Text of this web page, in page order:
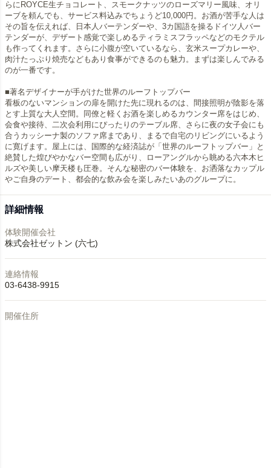
らにROYCE生チョコレート、スモークナッツのローズマリー風味、オリ
ーブを頼んでも、サービス料込みでちょうど10,000円。お酒が苦手な人は
その旨を伝えれば、日本人バーテンダーや、3カ国語を操るドイツ人バー
テンダーが、デザート感覚で楽しめるティラミスフラッペなどのモクテル
も作ってくれます。さらに小腹が空いているなら、玄米スープカレーや、
肉汁たっぷり焼売などもあり食事ができるのも魅力。まずは楽しんでみる
のが一番です。
■著名デザイナーが手がけた世界のルーフトップバー
看板のないマンションの扉を開けた先に現れるのは、間接照明が陰影を落
とす上質な大人空間。同僚と軽くお酒を楽しめるカウンター席をはじめ、
会食や接待、二次会利用にぴったりのテーブル席、さらに夜の女子会にも
合うカッシーナ製のソファ席まであり、まるで自宅のリビングにいるよう
に寛げます。屋上には、国際的な経済誌が「世界のルーフトップバー」と
絶賛した煌びやかなバー空間も広がり、ローアングルから眺める六本木ヒ
ルズや美しい摩天楼も圧巻。そんな秘密のバー体験を、お洒落なカップル
詳細情報
体験開催会社
株式会社ゼットン (六七)
連絡情報
03-6438-9915
開催住所